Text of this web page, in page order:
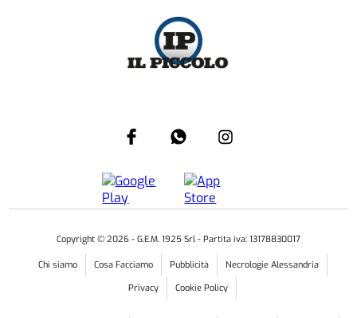
Copyright © 2026 - G.E.M. 1925 Srl - Partita iva: 13178830017
Chi siamo Cosa Facciamo Pubblicità
Necrologie Alessandria
Privacy
Cookie Policy